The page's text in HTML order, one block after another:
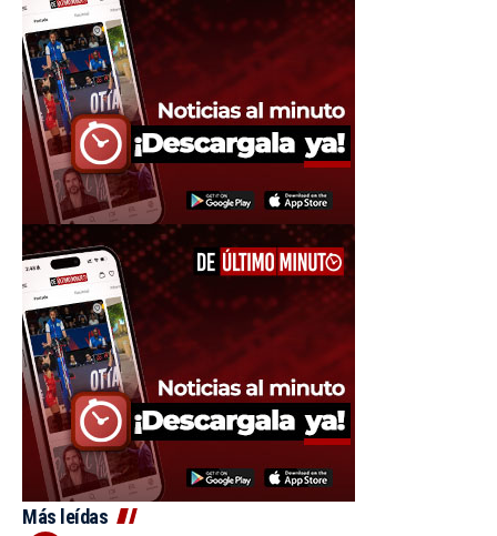
Más leídas